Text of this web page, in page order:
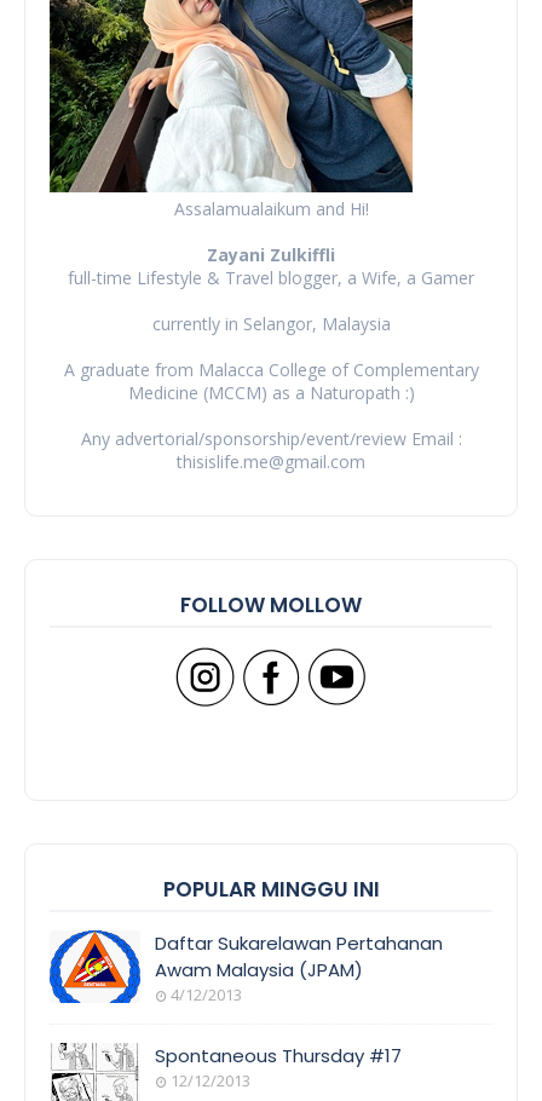
Assalamualaikum and Hi!
Zayani Zulkiffli
full-time Lifestyle & Travel blogger, a Wife, a Gamer
currently in Selangor, Malaysia
A graduate from Malacca College of Complementary
Medicine (MCCM) as a Naturopath :)
Any advertorial/sponsorship/event/review Email :
thisislife.me@gmail.com
FOLLOW MOLLOW
POPULAR MINGGU INI
Daftar Sukarelawan Pertahanan
Awam Malaysia (JPAM)
4/12/2013
Spontaneous Thursday #17
12/12/2013